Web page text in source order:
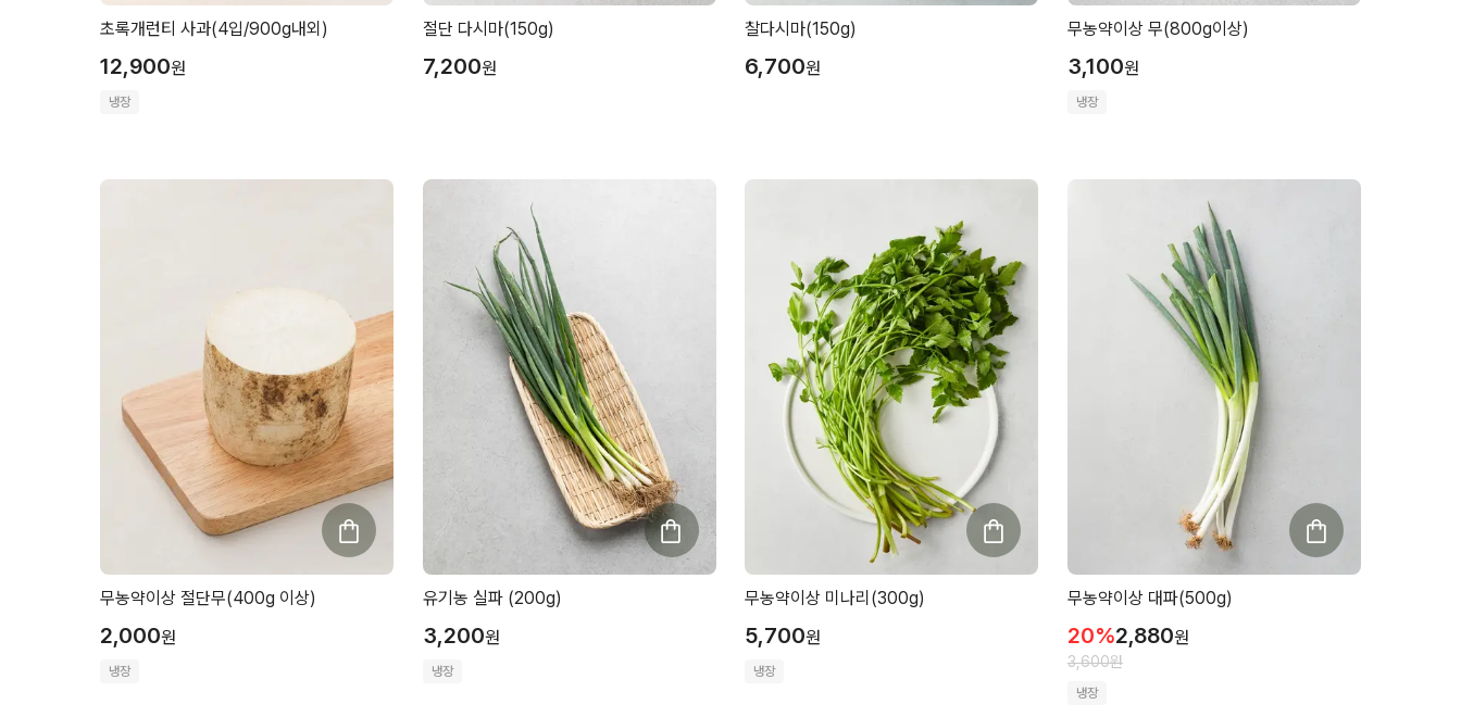
초록개런티 사과(4입/900g내외)
12,900원
냉장
절단 다시마(150g)
7,200원
찰다시마(150g)
6,700원
무농약이상 무(800g이상)
3,100원
냉장
무농약이상 절단무(400g 이상)
2,000원
냉장
유기농 실파 (200g)
3,200원
냉장
무농약이상 미나리(300g)
5,700원
냉장
무농약이상 대파(500g)
20%2,880원
3,600원
냉장